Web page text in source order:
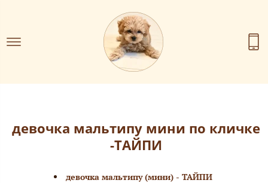
девочка мальтипу мини по кличке
-ТАЙПИ
девочка мальтипу (мини) - ТАЙПИ